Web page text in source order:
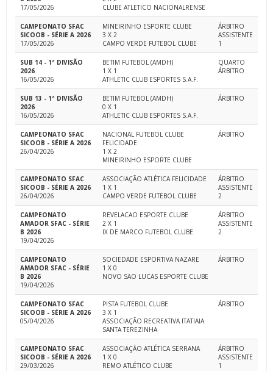
17/05/2026
CLUBE ATLETICO NACIONALRENSE
CAMPEONATO SFAC
SICOOB - SÉRIE A 2026
17/05/2026
MINEIRINHO ESPORTE CLUBE
3 X 2
CAMPO VERDE FUTEBOL CLUBE
ÁRBITRO
ASSISTENTE
1
SUB 14 - 1ª DIVISÃO
2026
16/05/2026
BETIM FUTEBOL (AMDH)
1 X 1
ATHLETIC CLUB ESPORTES S.A.F.
QUARTO
ÁRBITRO
SUB 13 - 1ª DIVISÃO
2026
16/05/2026
BETIM FUTEBOL (AMDH)
0 X 1
ATHLETIC CLUB ESPORTES S.A.F.
ÁRBITRO
CAMPEONATO SFAC
SICOOB - SÉRIE A 2026
26/04/2026
NACIONAL FUTEBOL CLUBE
FELICIDADE
1 X 2
MINEIRINHO ESPORTE CLUBE
ÁRBITRO
CAMPEONATO SFAC
SICOOB - SÉRIE A 2026
26/04/2026
ASSOCIAÇÃO ATLÉTICA FELICIDADE
1 X 1
CAMPO VERDE FUTEBOL CLUBE
ÁRBITRO
ASSISTENTE
2
CAMPEONATO
AMADOR SFAC - SÉRIE
B 2026
19/04/2026
REVELACAO ESPORTE CLUBE
2 X 1
IX DE MARCO FUTEBOL CLUBE
ÁRBITRO
ASSISTENTE
2
CAMPEONATO
AMADOR SFAC - SÉRIE
B 2026
19/04/2026
SOCIEDADE ESPORTIVA NAZARE
1 X 0
NOVO SAO LUCAS ESPORTE CLUBE
ÁRBITRO
CAMPEONATO SFAC
SICOOB - SÉRIE A 2026
05/04/2026
PISTA FUTEBOL CLUBE
3 X 1
ASSOCIAÇÃO RECREATIVA ITATIAIA
SANTA TEREZINHA
ÁRBITRO
CAMPEONATO SFAC
SICOOB - SÉRIE A 2026
29/03/2026
ASSOCIAÇÃO ATLÉTICA SERRANA
1 X 0
REMO ATLÉTICO CLUBE
ÁRBITRO
ASSISTENTE
1